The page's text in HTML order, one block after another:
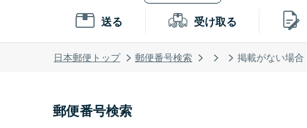
送る 受け取る
日本郵便トップ 郵便番号検索 掲載がない場合
郵便番号検索